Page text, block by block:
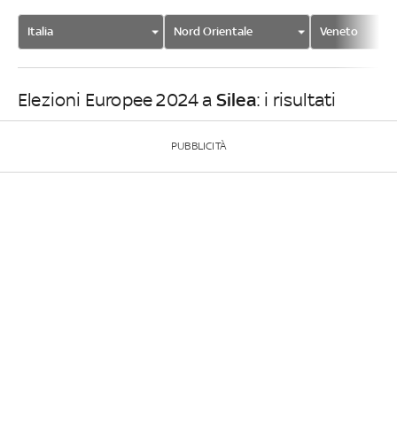
Italia Nord Orientale Veneto
Elezioni Europee 2024 a Silea: i risultati
PUBBLICITÀ